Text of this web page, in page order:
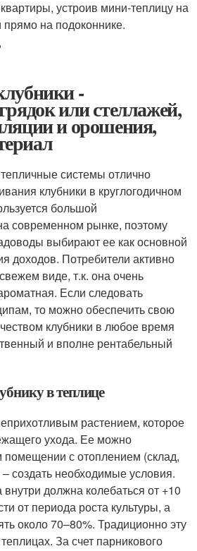
устроив мини-теплицу на
на подоконнике.
-
или стеллажей,
и орошения,
системы отлично
клубники в круглогодичном
большой
современном рынке, поэтому
выбирают ее как основной
доходов. Потребители активно
виде, т.к. она очень
Если следовать
то можно обеспечить свою
клубники в любое время
и вполне рентабельный
в теплице
растением, которое
ухода. Ее можно
с отоплением (склад,
создать необходимые условия.
должна колебаться от +10
от периода роста культуры, а
около 70–80%. Традиционно эту
За счет парникового